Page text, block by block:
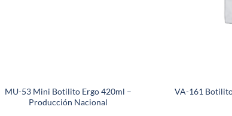
MU-53 Mini Botilito Ergo 420ml –
Producción Nacional
VA-161